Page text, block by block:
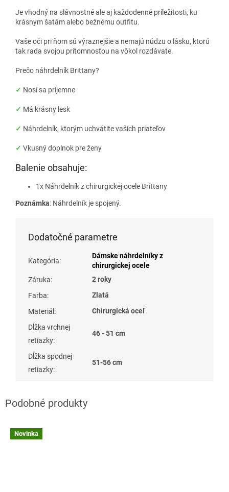
Je vhodný na slávnostné ale aj každodenné príležitosti, ku
krásnym šatám alebo bežnému outfitu.
Vaše oči pri ňom sú výraznejšie a nemajú núdzu o lásku, ktorú
tak rada svojou prítomnosťou na vôkol rozdávate.
Prečo náhrdelník Brittany?
✓ Nosí sa príjemne
✓ Má krásny lesk
✓ Náhrdelník, ktorým uchvátite vašich priateľov
✓ Vkusný doplnok pre ženy
Balenie obsahuje:
1x Náhrdelník z chirurgickej ocele Brittany
Poznámka: Náhrdelník je spojený.
Dodatočné parametre
Kategória:
Dámske náhrdelníky z
chirurgickej ocele
Záruka:
2 roky
Farba:
Zlatá
Materiál :
Chirurgická oceľ
Dĺžka vrchnej
retiazky:
46 - 51 cm
Dĺžka spodnej
retiazky:
51-56 cm
Novinka